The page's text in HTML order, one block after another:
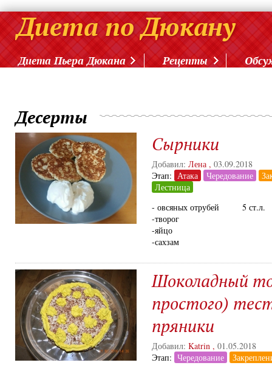
Диета Пьера Дюкана Рецепты
Десерты
Сырники
Добавил: Лена , 03.09.2018
Этап: Атака Чередование
Лестница
- овсяных отрубей 5 ст.л.
-творог
-яйцо
-сахзам 3
Шоколадный
простого)
пряники
Добавил: Katrin , 01.05.2018
Этап: Чередование